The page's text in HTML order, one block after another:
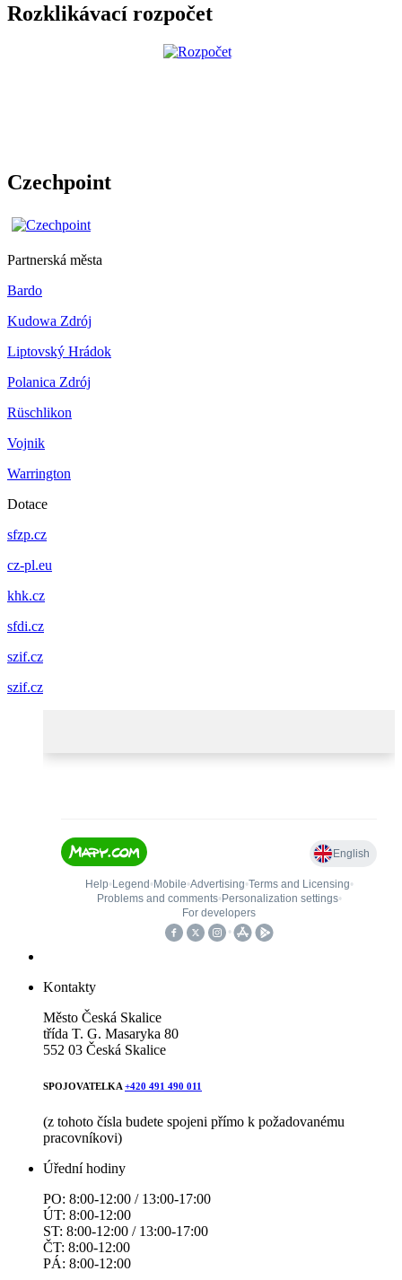
Rozklikávací rozpočet
Czechpoint
Partnerská města
Bardo
Kudowa Zdrój
Liptovský Hrádok
Polanica Zdrój
Rüschlikon
Vojnik
Warrington
Dotace
sfzp.cz
cz-pl.eu
khk.cz
sfdi.cz
szif.cz
szif.cz
Kontakty
Město Česká Skalice
třída T. G. Masaryka 80
552 03 Česká Skalice
SPOJOVATELKA +420 491 490 011
(z tohoto čísla budete spojeni přímo k požadovanému
pracovníkovi)
Úřední hodiny
PO: 8:00-12:00 / 13:00-17:00
ÚT: 8:00-12:00
ST: 8:00-12:00 / 13:00-17:00
ČT: 8:00-12:00
PÁ: 8:00-12:00